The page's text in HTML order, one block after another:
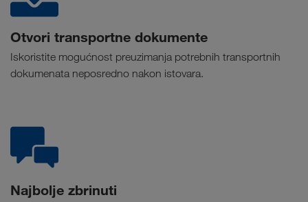
Otvori transportne dokumente
Iskoristite mogućnost preuzimanja potrebnih transportnih
dokumenata neposredno nakon istovara.
Najbolje zbrinuti